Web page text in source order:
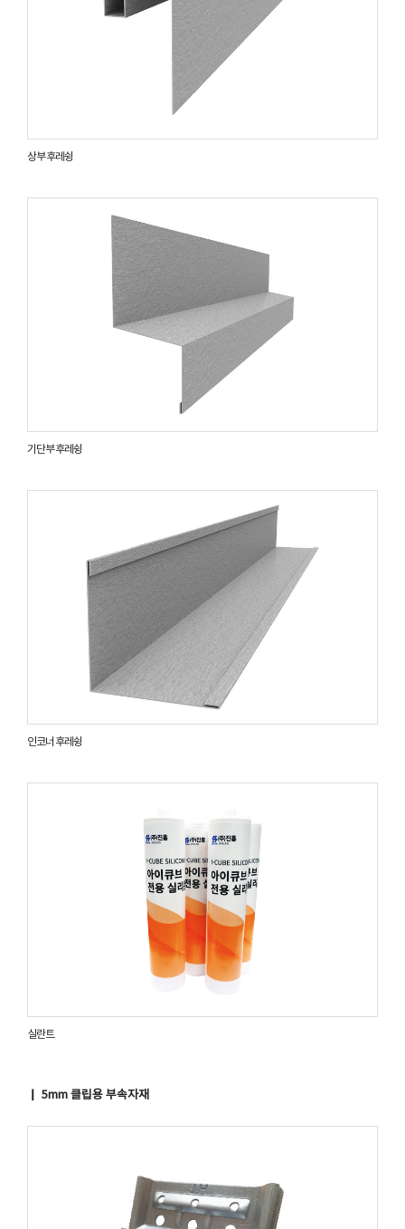
상부 후레슁
기단부 후레슁
인코너 후레슁
실란트
▏ 5mm 클립용 부속자재